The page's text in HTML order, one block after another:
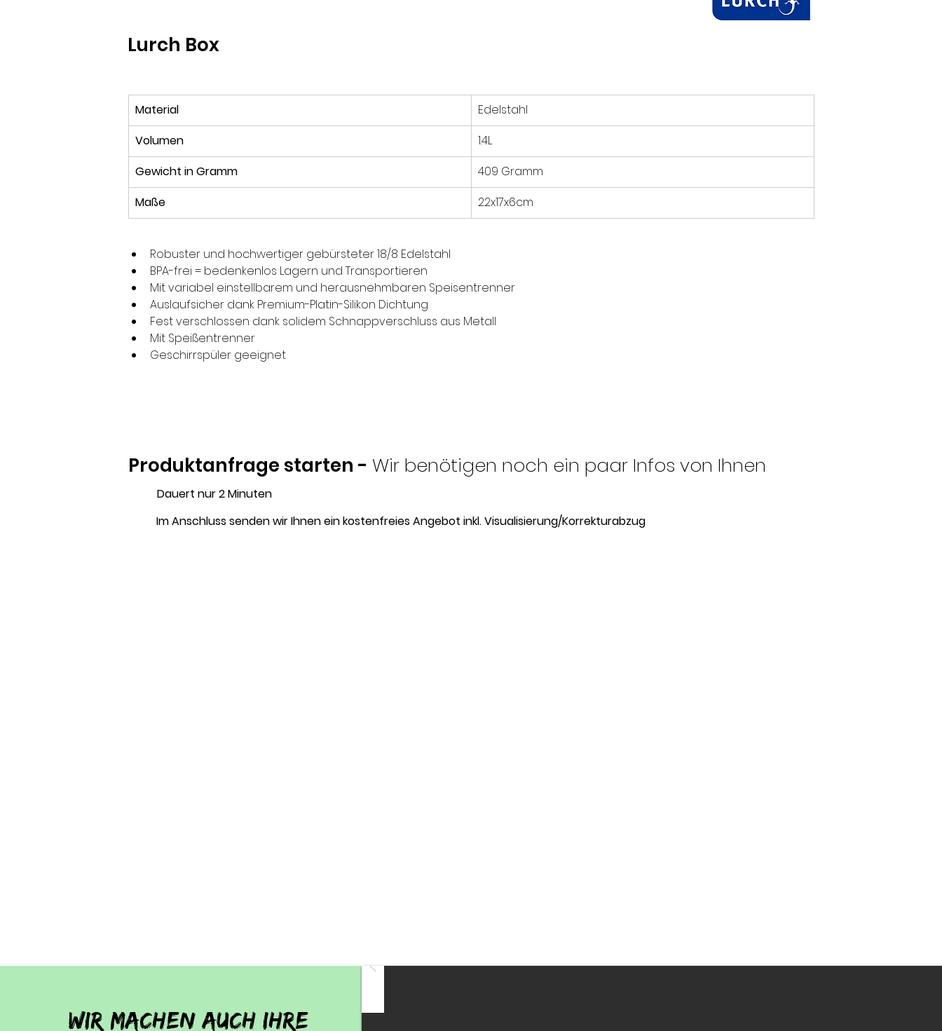
Lurch Box
Material
Edelstahl
Volumen
1.4L
Gewicht in Gramm
409 Gramm
Maße
22x17x6cm
Robuster und hochwertiger gebürsteter 18/8 Edelstahl
BPA-frei = bedenkenlos Lagern und Transportieren
Mit variabel einstellbarem und herausnehmbaren Speisentrenner
Auslaufsicher dank Premium-Platin-Silikon Dichtung
Fest verschlossen dank solidem Schnappverschluss aus Metall
Mit Speißentrenner
Geschirrspüler geeignet
Produktanfrage starten - Wir benötigen noch ein paar Infos von Ihnen
Dauert nur 2 Minuten
Im Anschluss senden wir Ihnen ein kostenfreies Angebot inkl. Visualisierung/Korrekturabzug
Wir machen auch Ihre